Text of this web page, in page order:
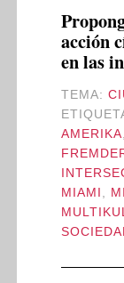
acción
en las
TEMA:
AMERIKA,
MIAMI ,